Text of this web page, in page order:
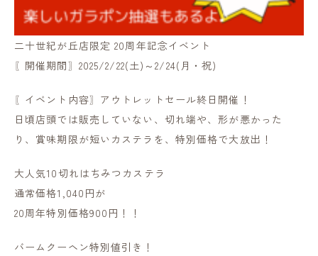
二十世紀が丘店限定 20周年記念イベント
〖開催期間〗2025/2/22(土)～2/24(月・祝)
〖イベント内容〗アウトレットセール終日開催！
日頃店頭では販売していない、切れ端や、形が悪かった
り、賞味期限が短いカステラを、特別価格で大放出！
大人気10切れはちみつカステラ
通常価格1,040円が
20周年特別価格900円！！
バームクーヘン特別値引き！